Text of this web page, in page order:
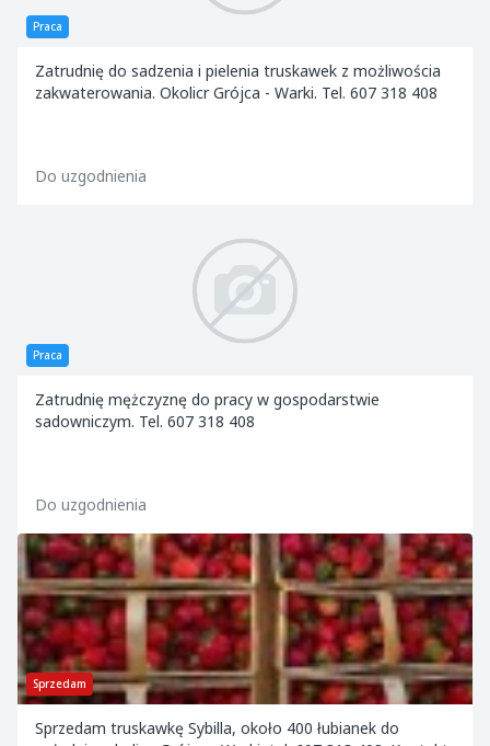
Praca
Zatrudnię do sadzenia i pielenia truskawek z możliwościa
zakwaterowania. Okolicr Grójca - Warki. Tel. 607 318 408
Do uzgodnienia
Praca
Zatrudnię mężczyznę do pracy w gospodarstwie
sadowniczym. Tel. 607 318 408
Do uzgodnienia
Sprzedam
Sprzedam truskawkę Sybilla, około 400 łubianek do